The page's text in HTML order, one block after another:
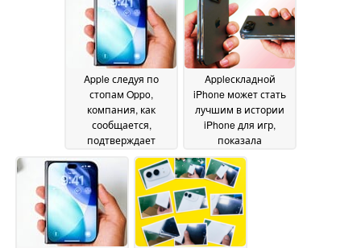
2026
Apple следуя по
стопам Oppo,
компания, как
сообщается,
подтверждает
шарнирную
конструкцию iPhone
Ultra03 June 2026
Appleскладной
iPhone может стать
лучшим в истории
iPhone для игр,
показала
неожиданная утечка
02 June 2026